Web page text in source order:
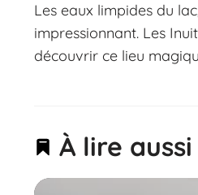
Les eaux limpides du
impressionnant. Les
découvrir ce lieu
À lire